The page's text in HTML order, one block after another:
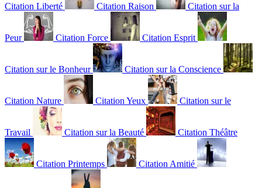
Citation Liberté Citation Raison Citation sur la
Peur Citation Force Citation Esprit
Citation sur le Bonheur Citation sur la Conscience
Citation Nature Citation Yeux Citation sur le
Travail Citation sur la Beauté Citation Théâtre
Citation Printemps Citation Amitié